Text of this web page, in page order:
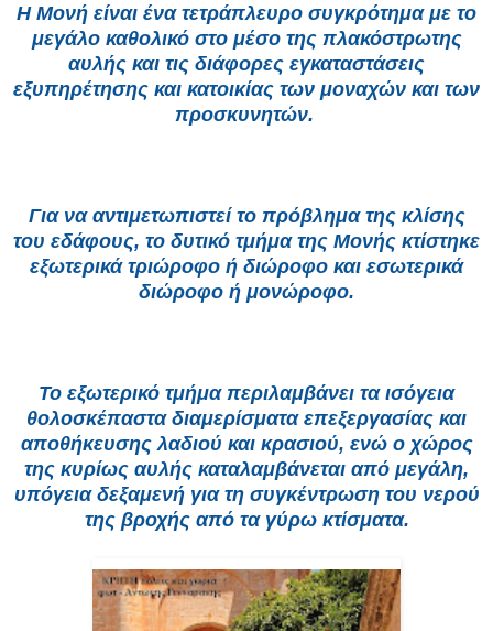
Η Μονή είναι ένα τετράπλευρο συγκρότημα με το
μεγάλο καθολικό στο μέσο της πλακόστρωτης
αυλής και τις διάφορες εγκαταστάσεις
εξυπηρέτησης και κατοικίας των μοναχών και των
προσκυνητών.
Για να αντιμετωπιστεί το πρόβλημα της κλίσης
του εδάφους, το δυτικό τμήμα της Μονής κτίστηκε
εξωτερικά τριώροφο ή διώροφο και εσωτερικά
διώροφο ή μονώροφο.
Το εξωτερικό τμήμα περιλαμβάνει τα ισόγεια
θολοσκέπαστα διαμερίσματα επεξεργασίας και
αποθήκευσης λαδιού και κρασιού, ενώ ο χώρος
της κυρίως αυλής καταλαμβάνεται από μεγάλη,
υπόγεια δεξαμενή για τη συγκέντρωση του νερού
της βροχής από τα γύρω κτίσματα.